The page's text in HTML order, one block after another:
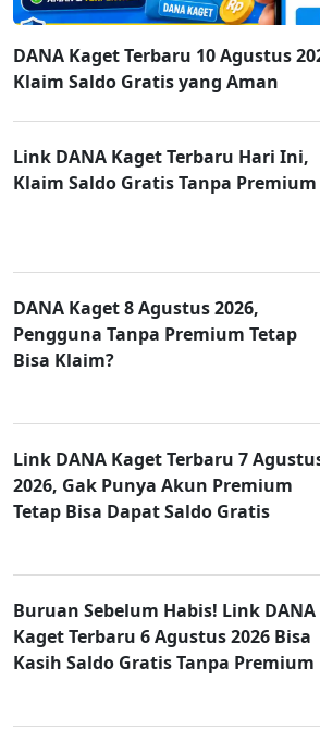
DANA Kaget Terbaru 10 Agustus
Klaim Saldo Gratis yang Aman
Link DANA Kaget Terbaru Hari Ini,
Klaim Saldo Gratis Tanpa Premium
DANA Kaget 8 Agustus 2026,
Pengguna Tanpa Premium Tetap
Bisa Klaim?
Link DANA Kaget Terbaru 7
2026, Gak Punya Akun Premium
Tetap Bisa Dapat Saldo Gratis
Buruan Sebelum Habis! Link DANA
Kaget Terbaru 6 Agustus 2026 Bisa
Kasih Saldo Gratis Tanpa Premium